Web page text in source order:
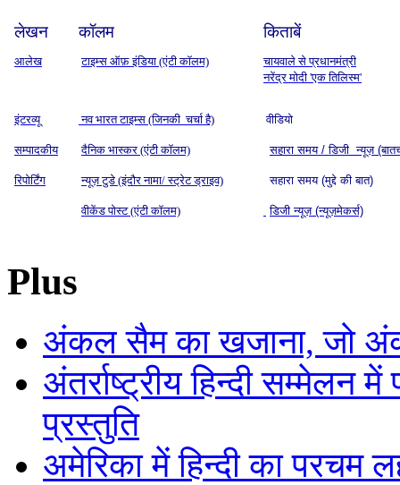
लेखन कॉलम किताबें
आलेख टाइम्स ऑफ़ इंडिया (एंटी कॉलम)
चायवाले से प्रधानमंत्री
नरेंद्र मोदी 'एक तिलिस्म'
इंटरव्यू नव भारत टाइम्स (जिनकी चर्चा है) वीडियो
सम्पादकीय दैनिक भास्कर (एंटी कॉलम) सहारा समय / डिजी न्यूज़
रिपोर्टिंग न्यूज़ टुडे (इंदौर नामा/ स्ट्रेट ड्राइव) सहारा समय (मुद्दे की बात)
वीकेंड पोस्ट (एंटी कॉलम) डिजी न्यूज़ (न्यूज़मेकर्स)
Plus
अंकल सैम का खजाना, जो
अंतर्राष्ट्रीय हिन्दी सम्मेलन
प्रस्तुति
अमेरिका में हिन्दी का परचम